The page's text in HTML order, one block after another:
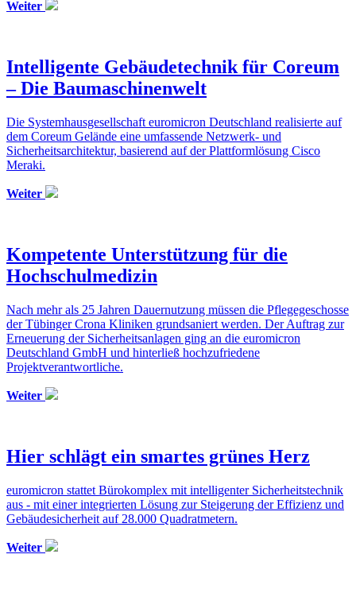
Weiter
Intelligente Gebäudetechnik für Coreum
– Die Baumaschinenwelt
Die Systemhausgesellschaft euromicron Deutschland realisierte auf
dem Coreum Gelände eine umfassende Netzwerk- und
Sicherheitsarchitektur, basierend auf der Plattformlösung Cisco
Meraki.
Weiter
Kompetente Unterstützung für die
Hochschulmedizin
Nach mehr als 25 Jahren Dauernutzung müssen die Pflegegeschosse
der Tübinger Crona Kliniken grundsaniert werden. Der Auftrag zur
Erneuerung der Sicherheitsanlagen ging an die euromicron
Deutschland GmbH und hinterließ hochzufriedene
Projektverantwortliche.
Weiter
Hier schlägt ein smartes grünes Herz
euromicron stattet Bürokomplex mit intelligenter Sicherheitstechnik
aus - mit einer integrierten Lösung zur Steigerung der Effizienz und
Gebäudesicherheit auf 28.000 Quadratmetern.
Weiter